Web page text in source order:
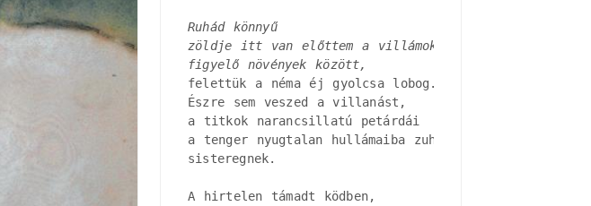
Ruhád könnyű
zöldje itt van előttem a villámok fényében
figyelő növények között,
felettük a néma éj gyolcsa lobog.
Észre sem veszed a villanást,
a titkok narancsillatú petárdái
a tenger nyugtalan hullámaiba zuhannak,
sisteregnek.
A hirtelen támadt ködben,